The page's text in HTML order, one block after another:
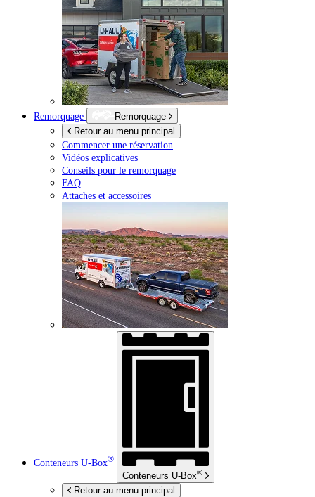
Remorquage
Remorquage
Retour au menu principal
Commencer une réservation
Vidéos explicatives
Conseils pour le remorquage
FAQ
Attaches et accessoires
Conteneurs U-Box®
Conteneurs U-Box®
Retour au menu principal